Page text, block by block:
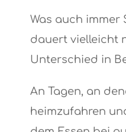
Was auch immer
dauert vielleicht
Unterschied in
An Tagen, an
heimzufahren